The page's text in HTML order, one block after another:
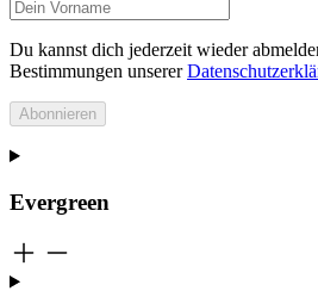
Du kannst dich jederzeit wieder
Bestimmungen unserer
Abonnieren
Evergreen